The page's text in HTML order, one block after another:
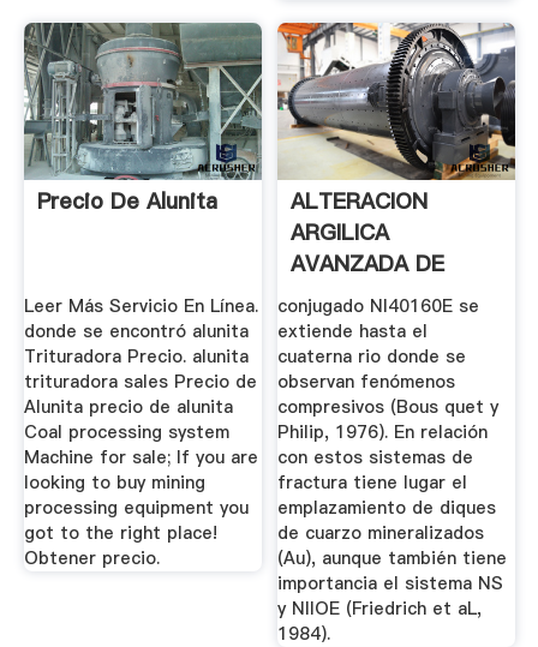
Precio De Alunita
Leer Más Servicio En Línea.
donde se encontró alunita
Trituradora Precio. alunita
trituradora sales Precio de
Alunita precio de alunita
Coal processing system
Machine for sale; If you are
looking to buy mining
processing equipment you
got to the right place!
Obtener precio.
ALTERACION
ARGILICA
AVANZADA DE
ROCAS .
conjugado Nl40160E se
extiende hasta el
cuaterna­ rio donde se
observan fenómenos
compresivos (Bous­ quet y
Philip, 1976). En relación
con estos sistemas de
fractura tiene lugar el
emplazamiento de diques
de cuarzo mineralizados
(Au), aunque también tiene
importancia el sistema NS
y NIlOE (Friedrich et aL,
1984).